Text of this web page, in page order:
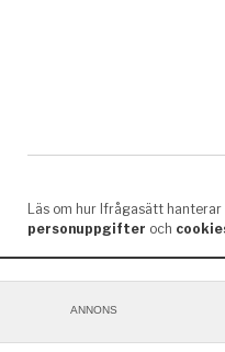
ANNONS